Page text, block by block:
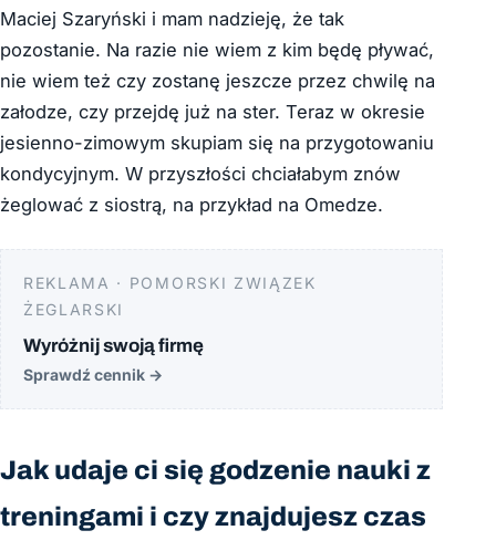
Maciej Szaryński i mam nadzieję, że tak
pozostanie. Na razie nie wiem z kim będę pływać,
nie wiem też czy zostanę jeszcze przez chwilę na
załodze, czy przejdę już na ster. Teraz w okresie
jesienno-zimowym skupiam się na przygotowaniu
kondycyjnym. W przyszłości chciałabym znów
żeglować z siostrą, na przykład na Omedze.
REKLAMA · POMORSKI ZWIĄZEK
ŻEGLARSKI
Wyróżnij swoją firmę
Sprawdź cennik →
Jak udaje ci się godzenie nauki z
treningami i czy znajdujesz czas